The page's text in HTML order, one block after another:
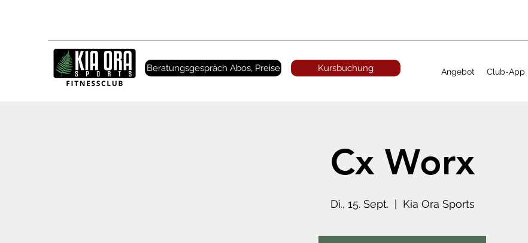
Beratungsgespräch Abos, Preise Kursbuchung Angebot Club-App
Cx Worx
Di., 15. Sept.
  |
Kia Ora Sports